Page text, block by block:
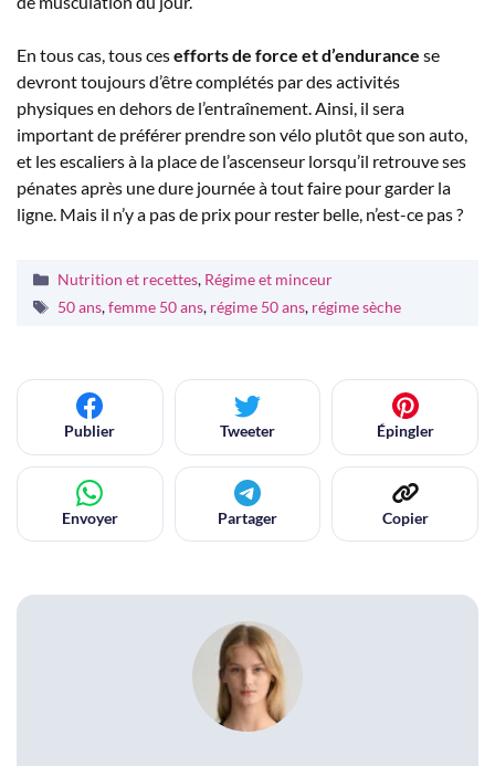
En tous cas, tous cesefforts de force et d’endurance se
devront toujours d’être complétés par des activités
physiques en dehors de l’entraînement. Ainsi, il sera
important de préférer prendre son vélo plutôt que son auto,
et les escaliers à la place de l’ascenseur lorsqu’il retrouve ses
pénates après une dure journée à tout faire pour garder la
ligne. Mais il n’y a pas de prix pour rester belle, n’est-ce pas ?
Catégories
Nutrition et recettes, Régime et minceur
Étiquettes
50 ans,femme 50 ans, régime 50 ans, régime sèche
Publier Tweeter Épingler
Envoyer Partager Copier